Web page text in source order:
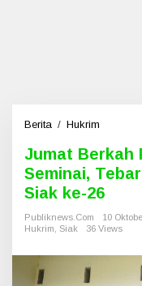
Berita / Hukrim
m
a
t
B
e
r
Jumat Berkah
Seminai,
Siak ke-26
Publiknews.com
10
Hukrim Siak 36 Views